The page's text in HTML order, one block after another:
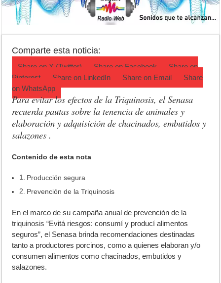
Jubilación en Argentina: qué requisitos exige ANSES para acceder al
Opinión: Buscando una mejor educación ambiental
Comparte esta noticia:
Share on X (Twitter) Share on Facebook
Share on
Pinterest
Share on LinkedIn Share on Email
Share
onWhatsApp
Para evitar los efectos de la Triquinosis, el Senasa
recuerda pautas sobre la tenencia de animales y
elaboración y adquisición de chacinados, embutidos y
salazones .
Contenido de esta nota
Producción segura
Prevención de la Triquinosis
En el marco de su campaña anual de prevención de la
triquinosis “Evitá riesgos: consumí y producí alimentos
seguros”, el Senasa brinda recomendaciones destinadas
tanto a productores porcinos, como a quienes elaboran y/o
consumen alimentos como chacinados, embutidos y
salazones.